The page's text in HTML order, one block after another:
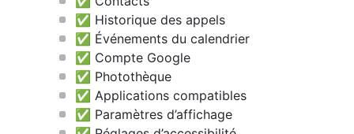
✅ Historique des appels
✅ Événements du calendrier
✅ Compte Google
✅ Photothèque
✅ Applications compatibles
✅ Paramètres d’affichage